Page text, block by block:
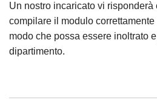
Un nostro incaricato vi risponderà
compilare il modulo
modo che possa essere inoltrato
dipartimento.